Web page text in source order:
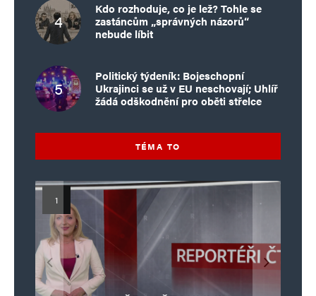
Kdo rozhoduje, co je lež? Tohle se
zastáncům „správných názorů“
nebude líbit
Politický týdeník: Bojeschopní
Ukrajinci se už v EU neschovají; Uhlíř
žádá odškodnění pro oběti střelce
TÉMA TO
Islamistický teror v EU, 6. díl:
Brutální poprava 85letého
katolického kněze Jacquese
Islamistický teror v EU, 5. díl:
Krvavé oslavy pádu Bastily
Mýty o Václavu Klausovi:
Pivo, jazz, hádky, loajalita
i humor. Jakl boří legendy
Vymíráme a politici lžou:
porodnost nezachrání
dotace, byty ani zkrácené
Pim Fortuyn: Muž, který se